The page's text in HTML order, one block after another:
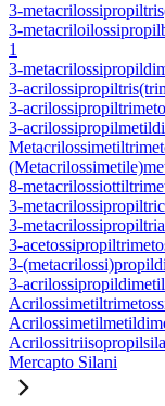
3-
3-
1
3-
3-
3-
3-
8-
3-
3-
3-
3-
3-
Mercapto Silani